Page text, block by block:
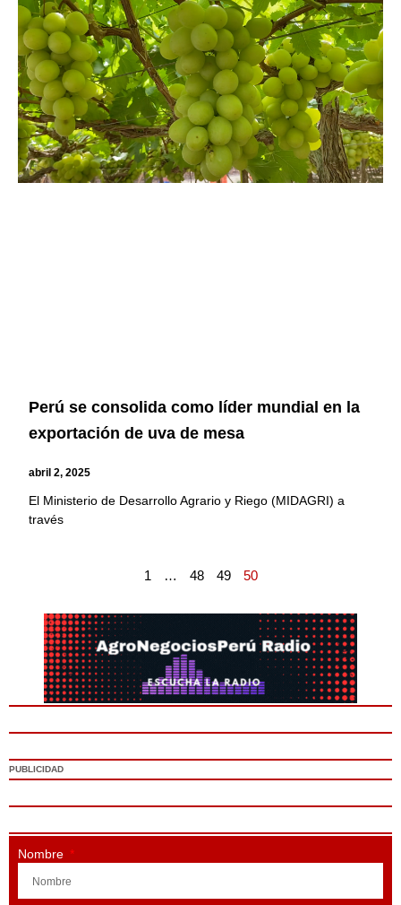
Perú se consolida como líder mundial en la
exportación de uva de mesa
abril 2, 2025
El Ministerio de Desarrollo Agrario y Riego (MIDAGRI) a
través
1 … 48 49 50
PUBLICIDAD
Nombre